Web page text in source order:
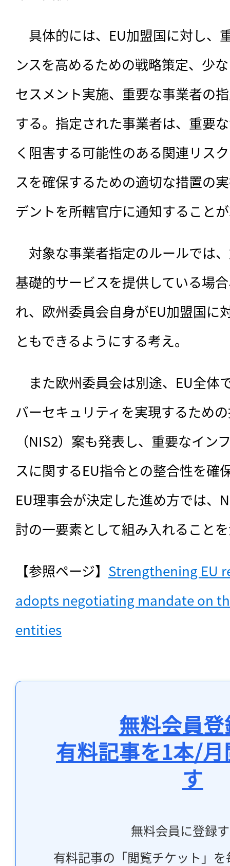
具体的には、EU加盟国に対し、
ンスを高めるための戦略策定、少
セスメント実施、重要な事業者の
する。指定された事業者は、重要
く阻害する可能性のある関連リス
スを確保するための適切な措置の
デントを所轄官庁に通知すること
対象な事業者指定のルールでは
基礎的サービスを提供している場
れ、欧州委員会自身がEU加盟国に
ともできるようにする考え。
また欧州委員会は別途、EU全体
バーセキュリティを実現するため
（NIS2）案も発表し、重要なイン
スに関するEU指令との整合性を確
EU理事会が決定した進め方では、
討の一要素として組み入れること
【参照ページ】 Strengthening EU
adopts negotiating mandate on
entities
無料会員
有料記事を1本/
す
無料会員に登録
有料記事の「閲覧チケット」